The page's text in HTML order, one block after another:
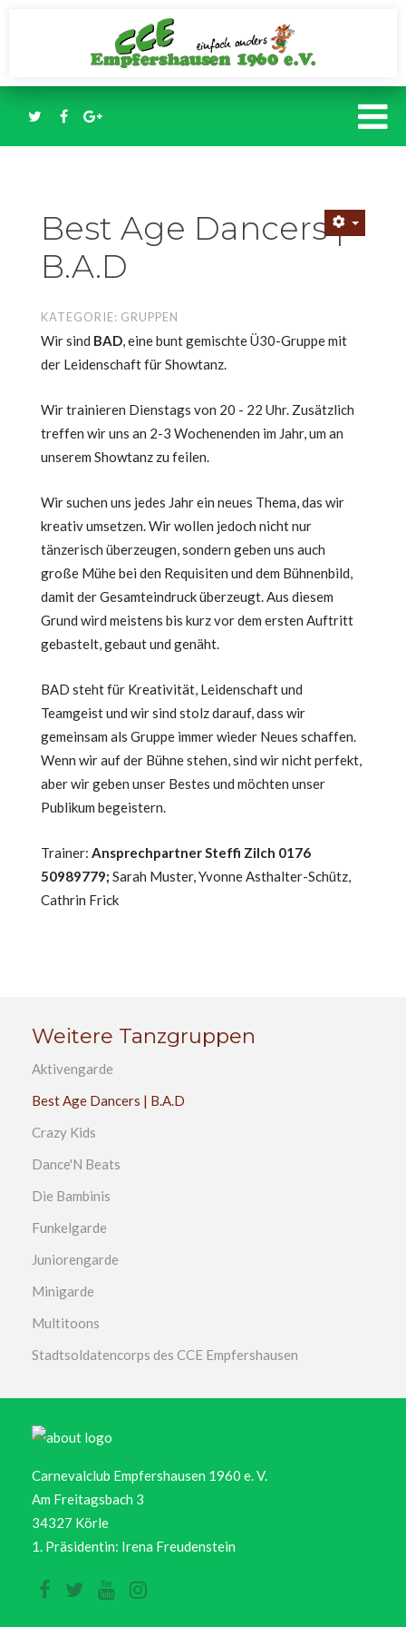
Best Age Dancers |
B.A.D
KATEGORIE: GRUPPEN
Wir sind BAD, eine bunt gemischte Ü30-Gruppe mit
der Leidenschaft für Showtanz.
Wir trainieren Dienstags von 20 - 22 Uhr. Zusätzlich
treffen wir uns an 2-3 Wochenenden im Jahr, um an
unserem Showtanz zu feilen.
Wir suchen uns jedes Jahr ein neues Thema, das wir
kreativ umsetzen. Wir wollen jedoch nicht nur
tänzerisch überzeugen, sondern geben uns auch
große Mühe bei den Requisiten und dem Bühnenbild,
damit der Gesamteindruck überzeugt. Aus diesem
Grund wird meistens bis kurz vor dem ersten Auftritt
gebastelt, gebaut und genäht.
BAD steht für Kreativität, Leidenschaft und
Teamgeist und wir sind stolz darauf, dass wir
gemeinsam als Gruppe immer wieder Neues schaffen.
Wenn wir auf der Bühne stehen, sind wir nicht perfekt,
aber wir geben unser Bestes und möchten unser
Publikum begeistern.
Trainer: Ansprechpartner Steffi Zilch 0176
50989779; Sarah Muster, Yvonne Asthalter-Schütz,
Cathrin Frick
Weitere Tanzgruppen
Aktivengarde
Best Age Dancers | B.A.D
Crazy Kids
Dance'N Beats
Die Bambinis
Funkelgarde
Juniorengarde
Minigarde
Multitoons
Stadtsoldatencorps des CCE Empfershausen
Carnevalclub Empfershausen 1960 e. V.
Am Freitagsbach 3
34327 Körle
1. Präsidentin: Irena Freudenstein